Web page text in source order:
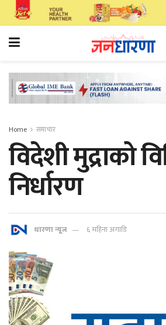
Home समाचार
विदेशी मुद्राको
निर्धारण
धारणा न्यूज ६ महिना अगाडि